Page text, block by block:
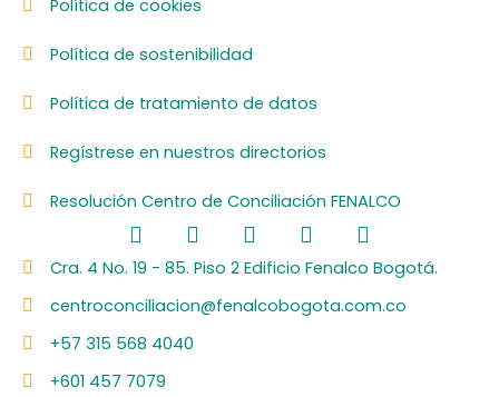
Política de cookies
Política de sostenibilidad
Política de tratamiento de datos
Regístrese en nuestros directorios
Resolución Centro de Conciliación FENALCO
F
a
c
e
b
o
o
k
L
i
n
e
d
i
I
n
s
t
a
Y
o
u
u
S
p
o
i
Cra. 4 No. 19 - 85. Piso 2 Edificio Fenalco Bogotá.
centroconciliacion@fenalcobogota.com.co
+57 315 568 4040
+601 457 7079